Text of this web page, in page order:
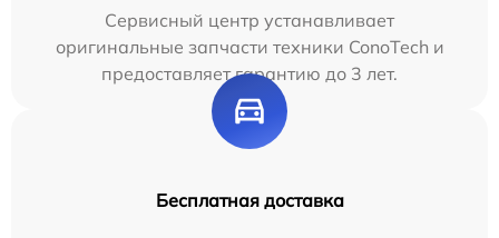
Сервисный центр устанавливает
оригинальные запчасти техники ConoTech и
предоставляет гарантию до 3 лет.
Бесплатная доставка